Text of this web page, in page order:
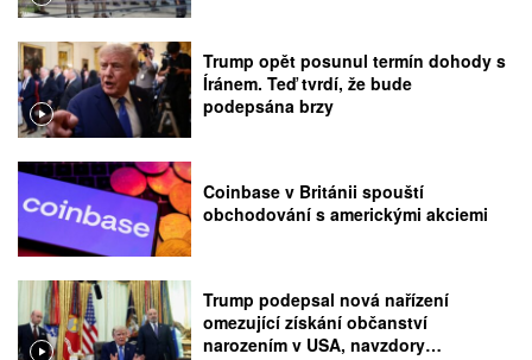
Trump opět posunul termín dohody s
Íránem. Teď tvrdí, že bude
podepsána brzy
Coinbase v Británii spouští
obchodování s americkými akciemi
Trump podepsal nová nařízení
omezující získání občanství
narozením v USA, navzdory